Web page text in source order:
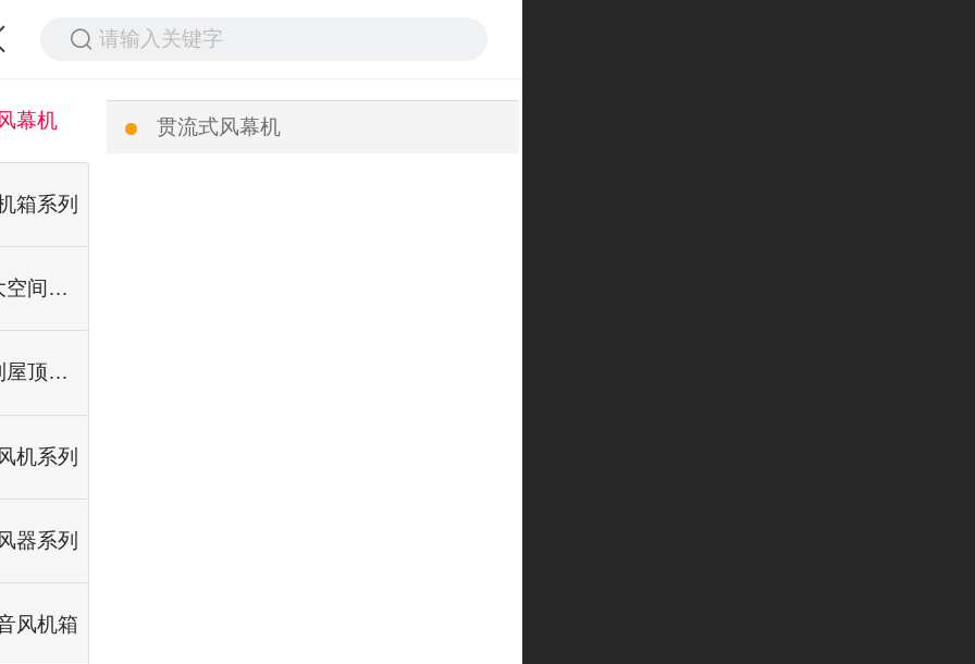
请输入关键字
幕机
箱系列
高大空间暖风机组
铝制屋顶风机
机系列
器系列
风机箱
贯流式风幕机